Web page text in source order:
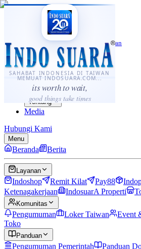
SAHABAT INDONESIA DI TAIWAN
MEMUAT INDOSUARA.COM...
its worth to wait,
good things take times
·...
⌘K
Sahabat Indonesia di Taiwan
Berita
Layanan
Komunitas
Panduan
Tentang
Media
Hubungi Kami
Menu
Beranda Berita
Layanan
Indoshop Remit Kilat Pay88
Ketenagakerjaan
IndosuarA Properti
Komunitas
Pengumuman Loker Taiwan Event
Toko
Panduan
Pengumuman Pemerintah Panduan